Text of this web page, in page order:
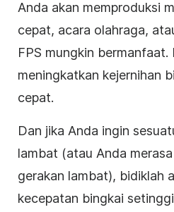
Anda akan memproduksi
cepat, acara olahraga,
FPS mungkin bermanfaat.
meningkatkan kejernihan
cepat.
Dan jika Anda ingin
lambat (atau Anda
gerakan lambat), bidiklah
kecepatan bingkai